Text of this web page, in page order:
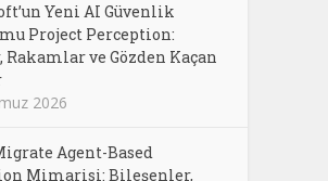
Yeni AI Güvenlik
Project Perception:
Rakamlar ve Gözden Kaçan
2026
Agent-Based
Mimarisi: Bileşenler,